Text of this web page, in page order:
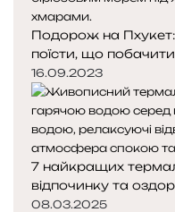
Подорож на Пхукет:
поїсти, що
16.09.2023
7 найкращих
відпочинку та
08.03.2025